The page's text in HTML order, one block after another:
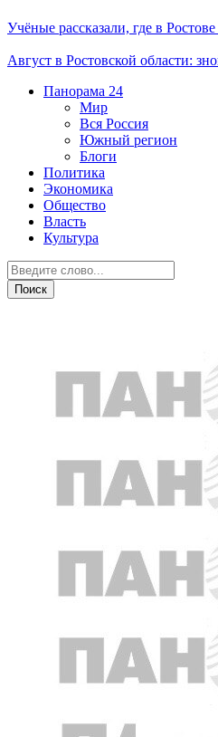
Учёные рассказали, где в
Август в Ростовской области:
Панорама 24
Мир
Вся Россия
Южный регион
Блоги
Политика
Экономика
Общество
Власть
Культура